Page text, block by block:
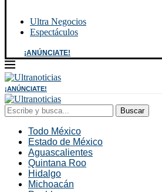
Ultra Negocios
Espectáculos
¡ANÚNCIATE!
¡ANÚNCIATE!
Buscar
Todo México
Estado de México
Aguascalientes
Quintana Roo
Hidalgo
Michoacán